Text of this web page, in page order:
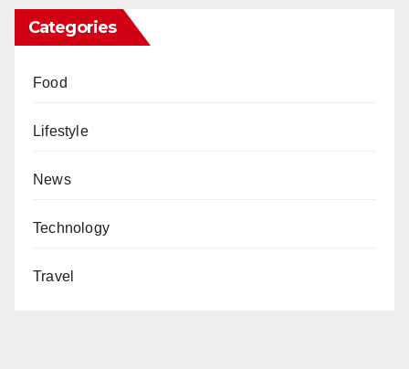
Categories
Food
Lifestyle
News
Technology
Travel